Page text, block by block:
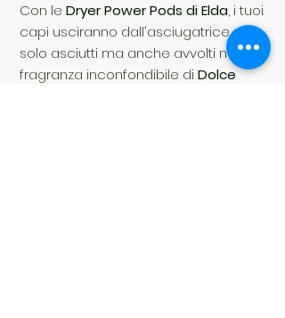
Con le Dryer Power Pods di Elda, i tuoi
capi usciranno dall'asciugatrice non
solo asciutti ma anche avvolti nella
fragranza inconfondibile di Dolce